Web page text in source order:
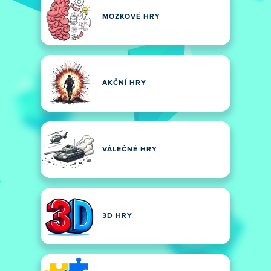
MOZKOVÉ HRY
AKČNÍ HRY
VÁLEČNÉ HRY
3D HRY